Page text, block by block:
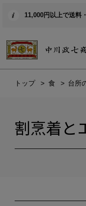
11,000円以上で送料
トップ 食 台所
割烹着と